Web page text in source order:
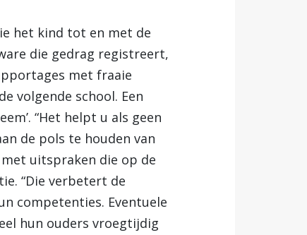
het kind tot en met de
die gedrag registreert,
met fraaie
volgende school. Een
“Het helpt u als geen
de pols te houden van
uitspraken die op de
“Die verbetert de
competenties. Eventuele
hun ouders vroegtijdig